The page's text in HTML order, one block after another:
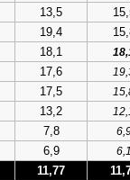
13,5
19,4
18,1
17,6
17,5
13,2
7,8
6,9
11,77